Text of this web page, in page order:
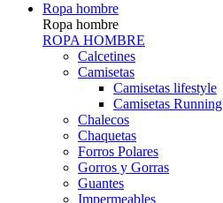
Ropa hombre
Ropa hombre
ROPA HOMBRE
Calcetines
Camisetas
Camisetas lifestyle
Camisetas Running
Chalecos
Chaquetas
Forros Polares
Gorros y Gorras
Guantes
Impermeables